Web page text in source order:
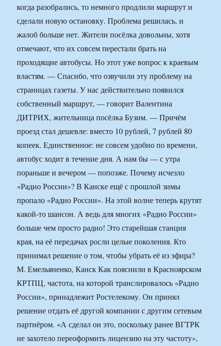
когда разобрались, то немного продлили маршрут и
сделали новую остановку. Проблема решилась, и
жалоб больше нет. Жители посёлка довольны, хотя
отмечают, что их совсем перестали брать на
проходящие автобусы. Но этот уже вопрос к краевым
властям. — Спасибо, что озвучили эту проблему на
страницах газеты. У нас действительно появился
собственный маршрут, — говорит Валентина
ДИТРИХ, жительница посёлка Бузим. — Причём
проезд стал дешевле: вместо 10 рублей, 7 рублей 80
копеек. Единственное: не совсем удобно по времени,
автобус ходит в течение дня. А нам бы — с утра
пораньше и вечером — попозже. Почему исчезло
«Радио России»? В Канске ещё с прошлой зимы
пропало «Радио России». На этой волне теперь крутят
какой-то шансон. А ведь для многих «Радио России»
больше чем просто радио! Это старейшая станция
края, на её передачах росли целые поколения. Кто
принимал решение о том, чтобы убрать её из эфира?
М. Емельяненко, Канск Как пояснили в Красноярском
КРТПЦ, частота, на которой транслировалось «Радио
России», принадлежит Ростелекому. Он принял
решение отдать её другой компании с другим сетевым
партнёром. «А сделал он это, поскольку ранее ВГТРК
не захотело переоформить лицензию на эту частоту»,